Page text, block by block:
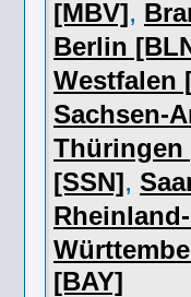
[MBV],
Berlin
Westfalen
Sachsen-
Thüringen
[SSN],
[BAY]